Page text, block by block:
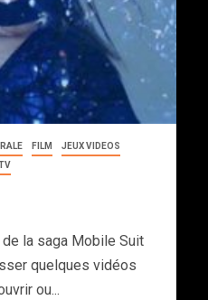
FILM
JEUX VIDEOS
la saga Mobile Suit
quelques vidéos
ou...